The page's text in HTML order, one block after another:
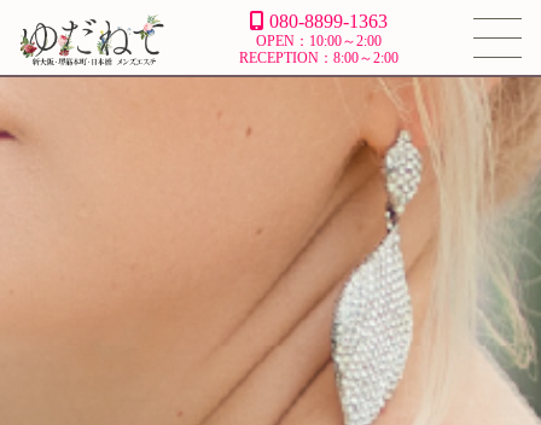
080-8899-1363
OPEN：10:00～2:00
RECEPTION：8:00～2:00